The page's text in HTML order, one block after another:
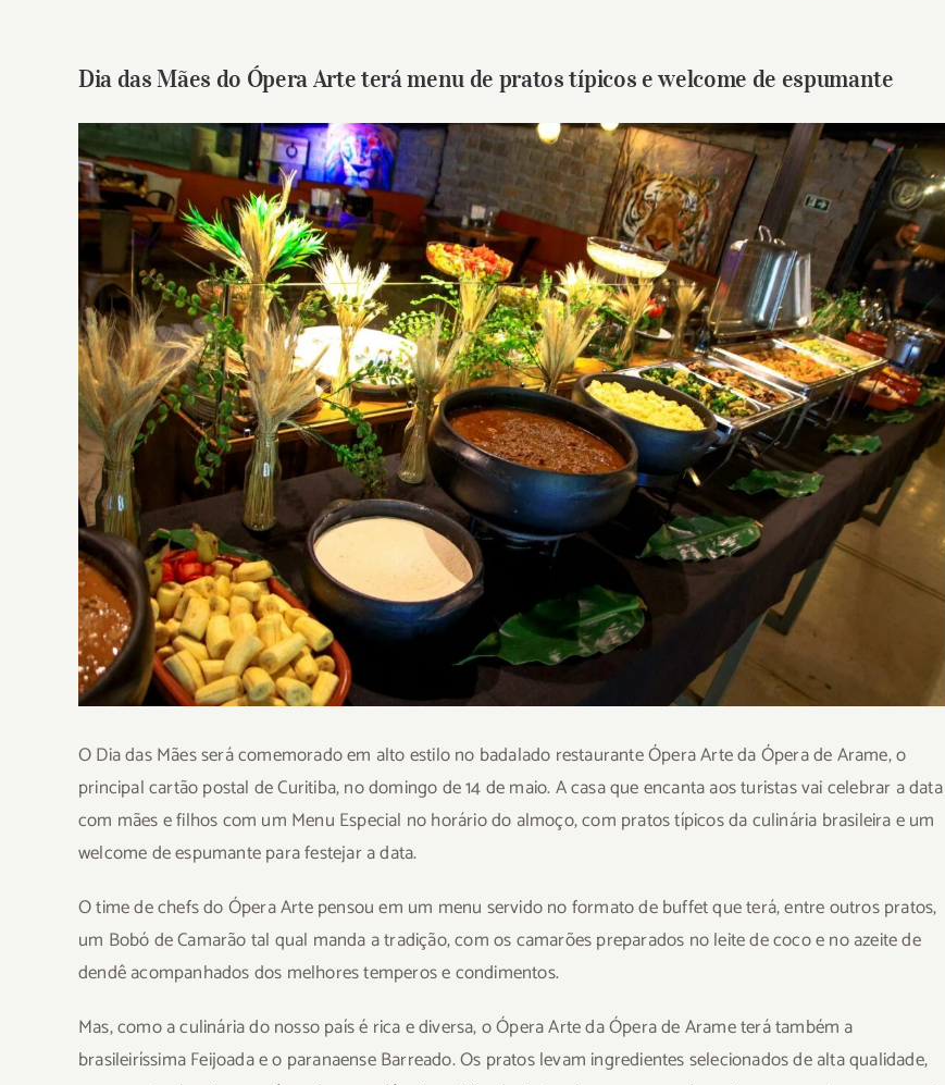
Dia das Mães do Ópera Arte terá menu de pratos típicos e welcome de espumante
View
Larger
Image
O Dia das Mães será comemorado em alto estilo no badalado restaurante Ópera Arte da Ópera de Arame, o
principal cartão postal de Curitiba, no domingo de 14 de maio. A casa que encanta aos turistas vai celebrar a data
com mães e filhos com um Menu Especial no horário do almoço, com pratos típicos da culinária brasileira e um
welcome de espumante para festejar a data.
O time de chefs do Ópera Arte pensou em um menu servido no formato de buffet que terá, entre outros pratos,
um Bobó de Camarão tal qual manda a tradição, com os camarões preparados no leite de coco e no azeite de
dendê acompanhados dos melhores temperos e condimentos.
Mas, como a culinária do nosso país é rica e diversa, o Ópera Arte da Ópera de Arame terá também a
brasileiríssima Feijoada e o paranaense Barreado. Os pratos levam ingredientes selecionados de alta qualidade,